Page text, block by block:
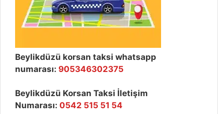
Beylikdüzü korsan taksi whatsapp
numarası: 905346302375
Beylikdüzü Korsan Taksi İletişim
Numarası: 0542 515 51 54